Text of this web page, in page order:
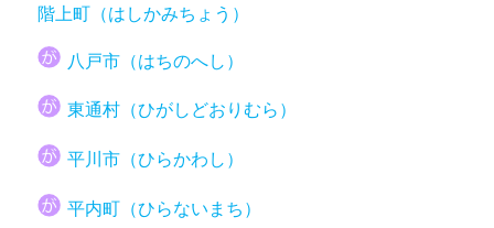
階上町（はしかみちょう）
八戸市（はちのへし）
東通村（ひがしどおりむら）
平川市（ひらかわし）
平内町（ひらないまち）